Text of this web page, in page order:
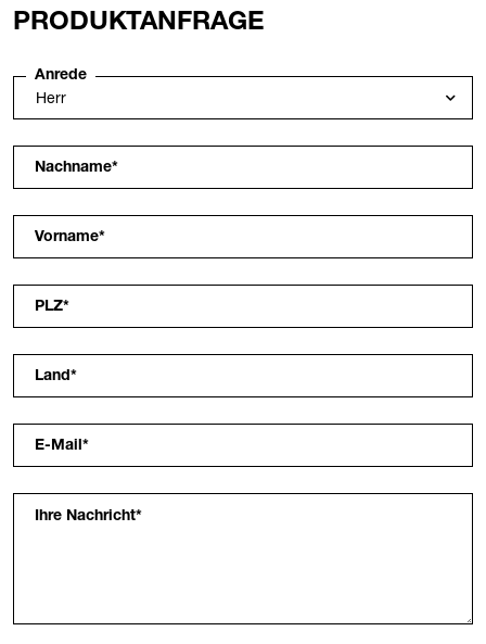
PRODUKTANFRAGE
Anrede
Nachname*
Vorname*
PLZ*
Land*
E-Mail*
Ihre Nachricht*